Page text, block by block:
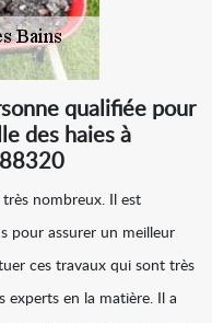
qualifiée pour
des haies à
88320
nombreux. Il est
pour assurer un meilleur
ces travaux qui sont très
experts en la matière. Il a